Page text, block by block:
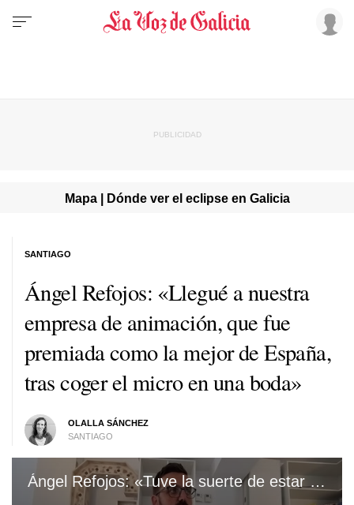
Mapa | Dónde ver el eclipse en Galicia
Ángel Refojos: «Llegué a nuestra
empresa de animación, que fue
premiada como la mejor de España,
tras coger el micro en una boda»
OLALLA SÁNCHEZ
SANTIAGO
SANTIAGO
Ángel Refojos: «Tuve la suerte de estar con animación con niños y luego con animación musical»